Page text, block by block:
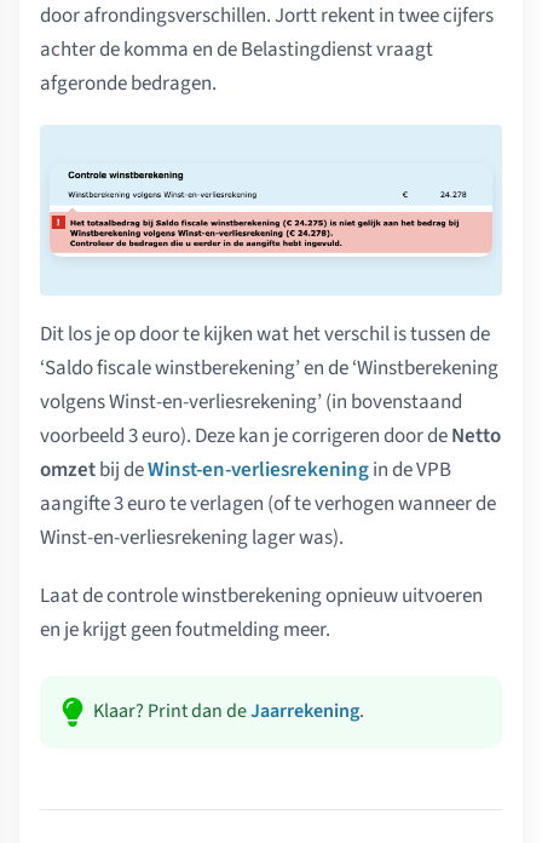
door afrondingsverschillen. Jortt rekent in twee cijfers
achter de komma en de Belastingdienst vraagt
afgeronde bedragen.
Dit los je op door te kijken wat het verschil is tussen de
‘Saldo fiscale winstberekening’ en de ‘Winstberekening
volgens Winst-en-verliesrekening’ (in bovenstaand
voorbeeld 3 euro). Deze kan je corrigeren door deNetto
omzetbij deWinst-en-verliesrekeningin de VPB
aangifte 3 euro te verlagen (of te verhogen wanneer de
Winst-en-verliesrekening lager was).
Laat de controle winstberekening opnieuw uitvoeren
en je krijgt geen foutmelding meer.
Klaar? Print dan deJaarrekening.